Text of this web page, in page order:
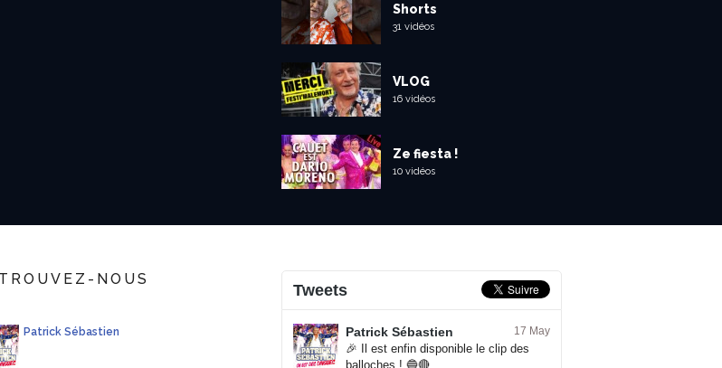
Shorts
31 vidéos
VLOG
16 vidéos
Ze fiesta !
10 vidéos
NOUS
Patrick Sébastien
Tweets
Patrick Sébastien 17 May
🎉 Il est enfin disponible le clip des
balloches ! 🔵🔴